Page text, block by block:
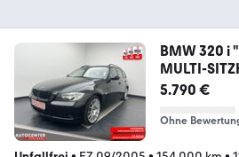
BMW 320 i
MULTI-
5.790 €
Ohne